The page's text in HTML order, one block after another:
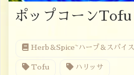
ポップコーンTofu
Herb＆Spice~ハーブ＆スパイス
Tofu ハリッサ